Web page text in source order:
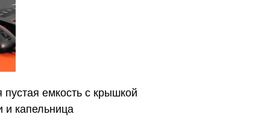
емкость с крышкой
и капельница